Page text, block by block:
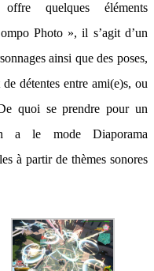
quelques éléments
Photo », il s’agit d’un
ainsi que des poses,
détentes entre ami(e)s, ou
quoi se prendre pour un
a le mode Diaporama
à partir de thèmes sonores